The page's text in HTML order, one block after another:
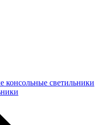
консольные светильники